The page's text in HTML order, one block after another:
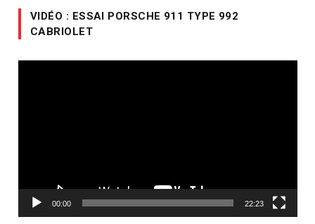
VIDÉO : ESSAI PORSCHE 911 TYPE 992
CABRIOLET
00:00 22:23